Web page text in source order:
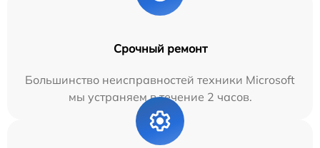
Срочный ремонт
Большинство неисправностей техники Microsoft
мы устраняем в течение 2 часов.